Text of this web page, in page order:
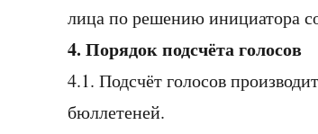
лица по решению инициатора
4. Порядок подсчёта голосов
4.1. Подсчёт голосов
бюллетеней.